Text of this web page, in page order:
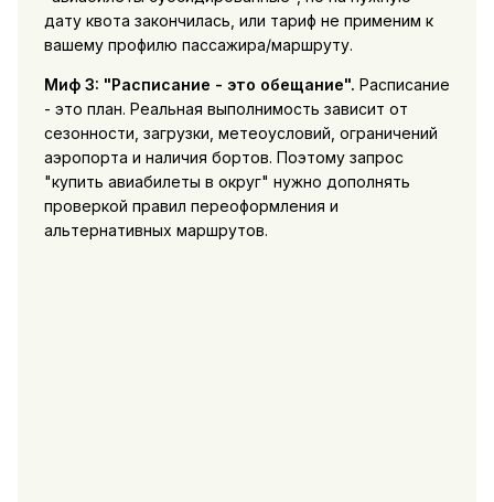
дату квота закончилась, или тариф не применим к
вашему профилю пассажира/маршруту.
Миф 3: "Расписание - это обещание". Расписание
- это план. Реальная выполнимость зависит от
сезонности, загрузки, метеоусловий, ограничений
аэропорта и наличия бортов. Поэтому запрос
"купить авиабилеты в округ" нужно дополнять
проверкой правил переоформления и
альтернативных маршрутов.